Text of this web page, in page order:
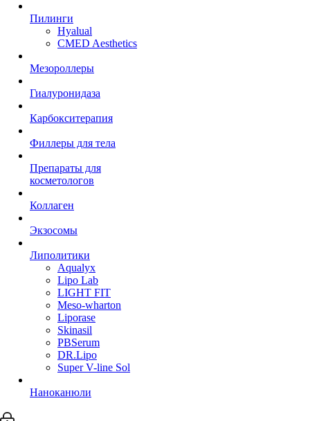
Пилинги
Hyalual
CMED Aesthetics
Мезороллеры
Гиалуронидаза
Карбокситерапия
Филлеры для тела
Препараты для
косметологов
Коллаген
Экзосомы
Липолитики
Aqualyx
Lipo Lab
LIGHT FIT
Meso-wharton
Liporase
Skinasil
PBSerum
DR.Lipo
Super V-line Sol
Наноканюли